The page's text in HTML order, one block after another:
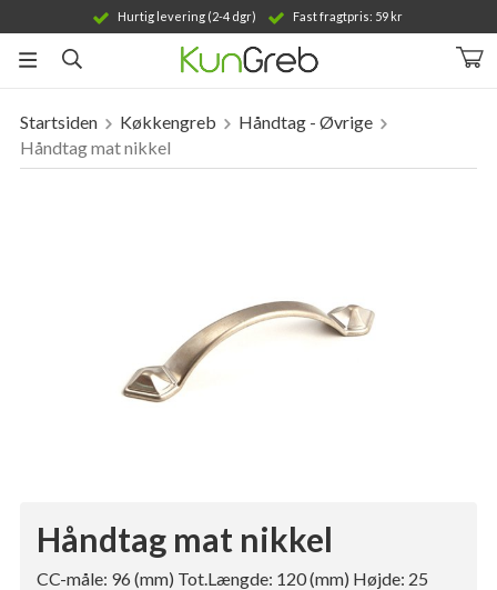
Hurtig levering (2-4 dgr) Fast fragtpris: 59 kr
Produktet er blevet tilføjet til din indkøbskurv
Startsiden Køkkengreb
Håndtag - Øvrige
Håndtag mat nikkel
Håndtag mat nikkel
CC-måle: 96 (mm) Tot.Længde: 120 (mm) Højde: 25